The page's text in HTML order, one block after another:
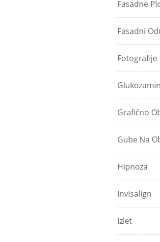
Fasadne
Fasadni
Fotografije
Glukozamin
Grafično
Gube Na
Hipnoza
Invisalign
Izlet